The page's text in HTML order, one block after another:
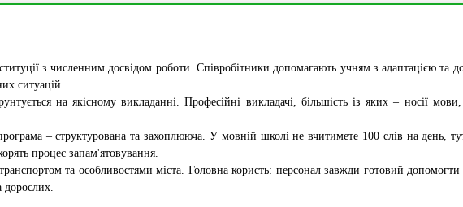
з численним досвідом роботи. Співробітники допомагають учням з адаптацією та
ситуацій.
на якісному викладанні. Професійні викладачі, більшість із яких – носії
– структурована та захоплююча. У мовній школі не вчитимете 100 слів на день,
процес запам'ятовування.
та особливостями міста. Головна користь: персонал завжди готовий допомогти
дорослих.